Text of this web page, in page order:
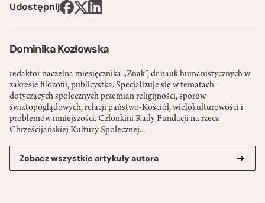
Dominika Kozłowska
redaktor naczelna miesięcznika „Znak”, dr nauk humanistycznych w
zakresie filozofii, publicystka. Specjalizuje się w tematach
dotyczących społecznych przemian religijności, sporów
światopoglądowych, relacji państwo-­Kościół, wielokulturowości i
problemów mniejszości. Członkini Rady Fundacji na rzecz
Chrześcijańskiej Kultury Społecznej...
Zobacz wszystkie artykuły autora
Udostępnij